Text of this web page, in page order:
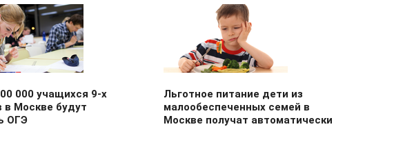
000 учащихся 9-х
в Москве будут
ОГЭ
Льготное питание дети из
малообеспеченных семей в
Москве получат автоматически